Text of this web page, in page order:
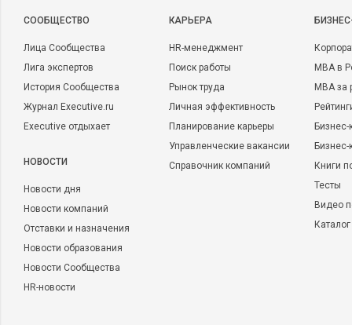
CООБЩЕСТВО
Лица Сообщества
Лига экспертов
История Сообщества
Журнал Executive.ru
Executive отдыхает
НОВОСТИ
Новости дня
Новости компаний
Отставки и назначения
Новости образования
Новости Сообщества
HR-новости
КАРЬЕРА
HR-менеджмент
Поиск работы
Рынок труда
Личная эффективность
Планирование карьеры
Управленческие вакансии
Справочник компаний
MBA в
MBA
Бизнес-
Книги
Тесты
Видео